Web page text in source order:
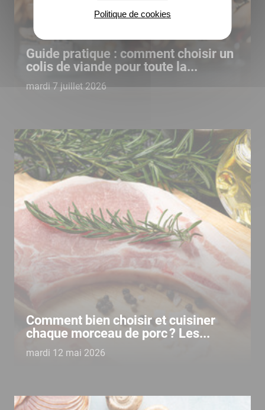
Guide pratique : comment choisir un
colis de viande pour toute la...
mardi 7 juillet 2026
Comment bien choisir et cuisiner
chaque morceau de porc ? Les...
mardi 12 mai 2026
Politique de cookies